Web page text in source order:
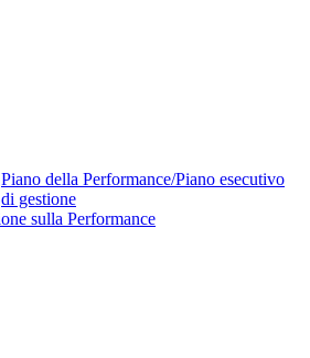
Piano della Performance/Piano esecutivo
di gestione
sulla Performance